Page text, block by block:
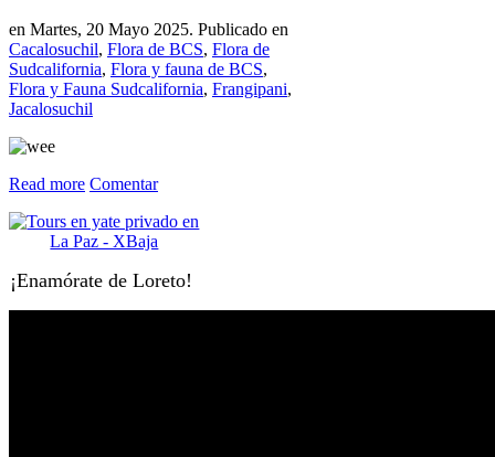
en Martes, 20 Mayo 2025. Publicado en
Cacalosuchil, Flora de BCS, Flora de
Sudcalifornia, Flora y fauna de BCS,
Flora y Fauna Sudcalifornia, Frangipani,
Jacalosuchil
Read more Comentar
¡Enamórate de Loreto!